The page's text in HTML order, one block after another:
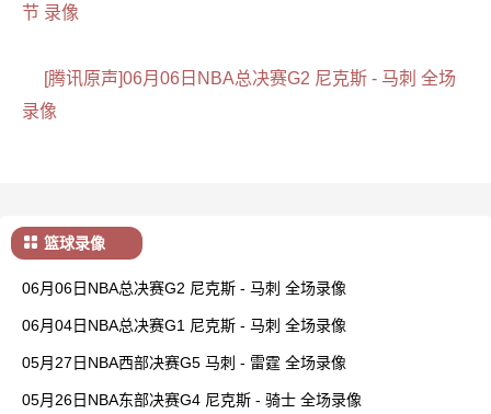
节 录像
[腾讯原声]06月06日NBA总决赛G2 尼克斯 - 马刺 全场
录像
篮球录像
06月06日NBA总决赛G2 尼克斯 - 马刺 全场录像
06月04日NBA总决赛G1 尼克斯 - 马刺 全场录像
05月27日NBA西部决赛G5 马刺 - 雷霆 全场录像
05月26日NBA东部决赛G4 尼克斯 - 骑士 全场录像